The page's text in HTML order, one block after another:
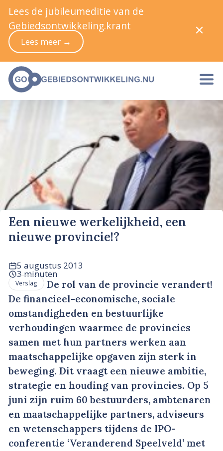
Een nieuwe werkelijkheid, een
nieuwe provincie!?
5 augustus 2013
3 minuten
Verslag
De rol van de provincie verandert!
De financieel-economische, sociale
omstandigheden en bestuurlijke
verhoudingen waarmee de provincies
samen met hun partners werken aan
maatschappelijke opgaven zijn sterk in
beweging. Dit vraagt een nieuwe ambitie,
strategie en houding van provincies. Op 5
juni zijn ruim 60 bestuurders, ambtenaren
en maatschappelijke partners, adviseurs
en wetenschappers tijdens de IPO-
conferentie ‘Veranderend Speelveld’ met
Lees de jubileumeditie van de
Gebiedsontwikkeling.krant
Lees meer →